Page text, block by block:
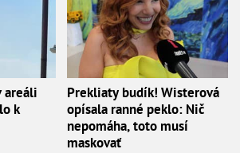
areáli
k
Prekliaty budík! Wisterová
opísala ranné peklo: Nič
nepomáha, toto musí
maskovať